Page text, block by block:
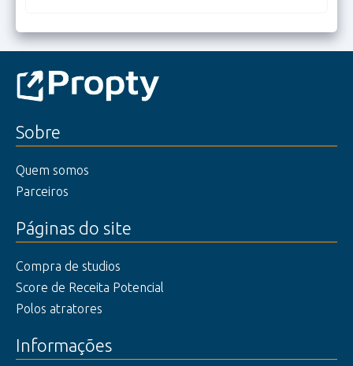
Sobre
Quem somos
Parceiros
Páginas do site
Compra de studios
Score de Receita Potencial
Polos atratores
Informações